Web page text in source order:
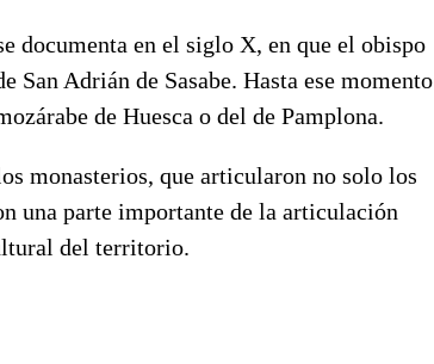
documenta en el siglo X, en que el obispo
San Adrián de Sasabe. Hasta ese momento
de Huesca o del de Pamplona.
monasterios, que articularon no solo los
una parte importante de la articulación
del territorio.